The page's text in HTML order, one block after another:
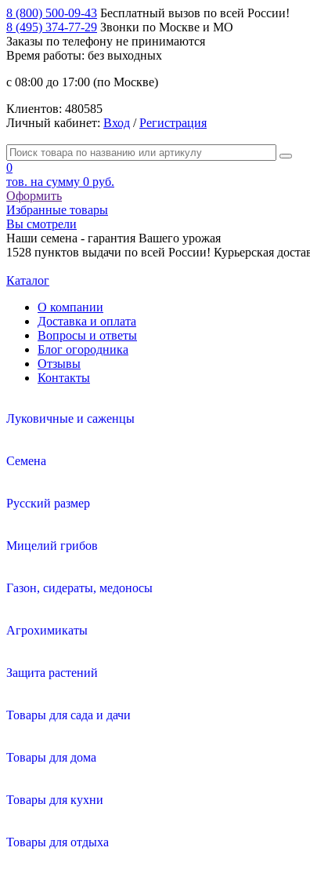
8 (800) 500-09-43 Бесплатный вызов по всей России!
8 (495) 374-77-29 Звонки по Москве и МО
Заказы по телефону не принимаются
Время работы: без выходных
с 08:00 до 17:00 (по Москве)
Клиентов: 480585
Личный кабинет: Вход /Регистрация
0
тов. на сумму 0 руб.
Оформить
Избранные товары
Вы смотрели
Наши семена - гарантия Вашего урожая
1528 пунктов выдачи по всей России! Курьерская
Каталог
О компании
Доставка и оплата
Вопросы и ответы
Блог огородника
Отзывы
Контакты
Луковичные и саженцы
Семена
Русский размер
Мицелий грибов
Газон, сидераты, медоносы
Агрохимикаты
Защита растений
Товары для сада и дачи
Товары для дома
Товары для кухни
Товары для отдыха